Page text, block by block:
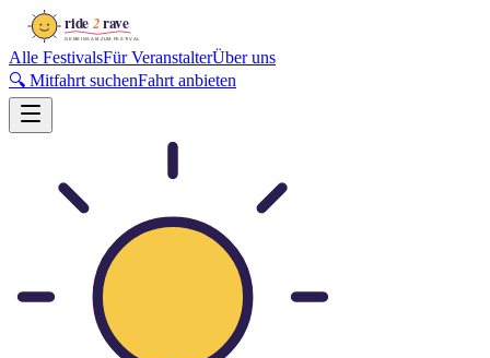
Alle FestivalsFür VeranstalterÜber uns
🔍 Mitfahrt suchenFahrt anbieten